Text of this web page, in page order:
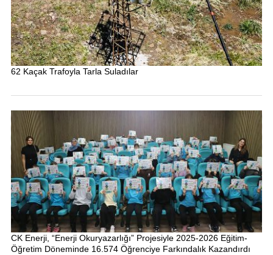
62 Kaçak Trafoyla Tarla Suladılar
CK Enerji, “Enerji Okuryazarlığı” Projesiyle 2025-2026 Eğitim-
Öğretim Döneminde 16.574 Öğrenciye Farkındalık Kazandırdı